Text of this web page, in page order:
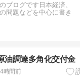
ログです日本経済、
問題などを中心に書き
油調達多角化交付金
時間前